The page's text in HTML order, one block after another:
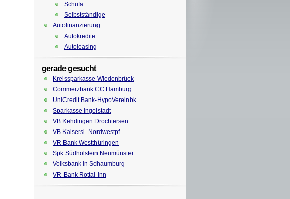
Schufa
Selbstständige
Autofinanzierung
Autokredite
Autoleasing
gerade gesucht
Kreissparkasse Wiedenbrück
Commerzbank CC Hamburg
UniCredit Bank-HypoVereinbk
Sparkasse Ingolstadt
VB Kehdingen Drochtersen
VB Kaisersl.-Nordwestpf.
VR Bank Westthüringen
Spk Südholstein Neumünster
Volksbank in Schaumburg
VR-Bank Rottal-Inn